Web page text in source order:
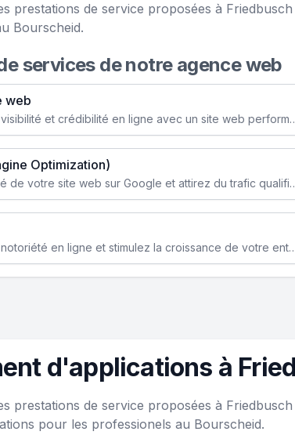
prestations de service proposées à
Bourscheid.
services de notre agence web
web
Augmentez votre visibilité et crédibilité en
Optimization)
Boostez la visibilité de votre site web
Augmentez votre notoriété en ligne et stimulez la croissance
d'applications à
prestations de service proposées à
pour les professionels au Bourscheid.